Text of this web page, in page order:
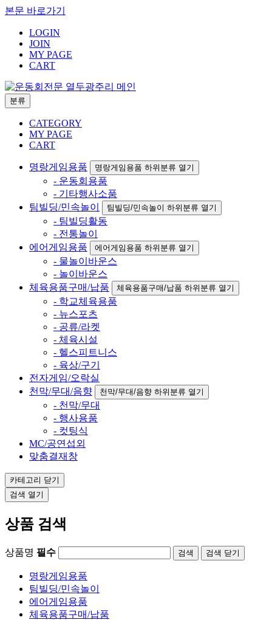
본문 바로가기
LOGIN
JOIN
MY PAGE
CART
분류
CATEGORY
MY PAGE
CART
명랑게임용품 명랑게임용품 하위분류 열기
- 운동회용품
- 기타행사소품
팀빌딩/민속놀이
팀빌딩/민속놀이 하위분류 열기
- 팀빌딩활동
- 전통놀이
에어게임용품
에어게임용품 하위분류 열기
- 물놀이바운스
- 놀이바운스
체육용품구매/납품
체육용품구매/납품 하위분류 열기
- 학교체육용품
- 뉴스포츠
- 공류/라켓
- 체육시설
- 헬스피트니스
- 육상/구기
전자게임/오락실
천막/무대/음향
천막/무대/음향 하위분류 열기
- 천막/무대
- 행사용품
- 컷팅식
MC/공연섭외
맞춤결재창
카테고리 닫기
검색 열기
상품 검색
상품명 필수 검색 닫기
명랑게임용품
팀빌딩/민속놀이
에어게임용품
체육용품구매/납품